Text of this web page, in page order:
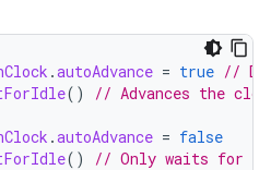
.autoAdvance = true //
() // Advances the
.autoAdvance = false
() // Only waits for